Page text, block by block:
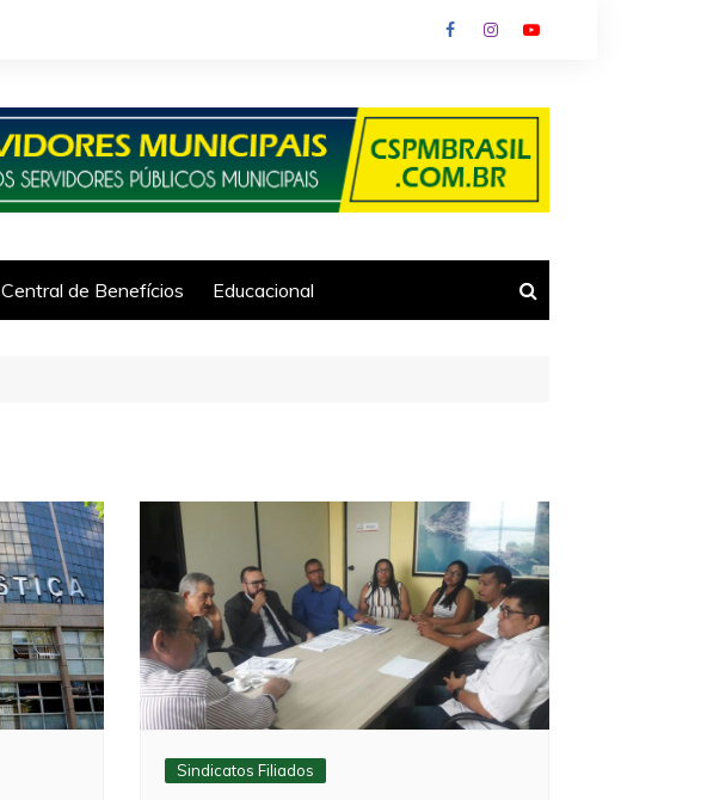
Central de Benefícios Educacional
Sindicatos Filiados